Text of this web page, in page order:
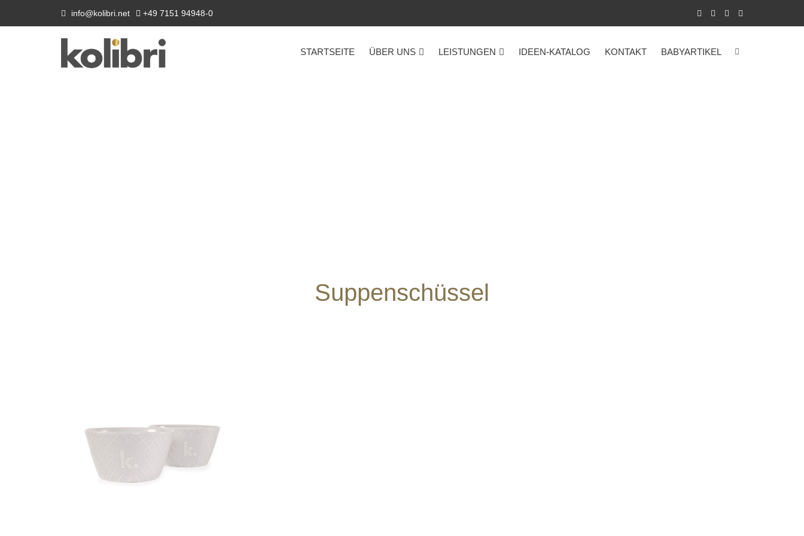
info@kolibri.net +49 7151 94948-0
STARTSEITE ÜBER UNS LEISTUNGEN IDEEN-KATALOG KONTAKT BABYARTIKEL
Suppenschüssel